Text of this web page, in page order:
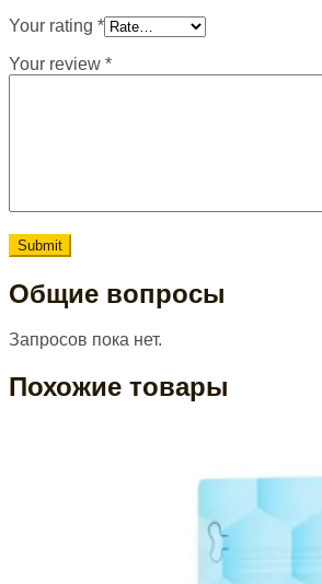
Your rating *
Your review *
Общие вопросы
Запросов пока нет.
Похожие товары